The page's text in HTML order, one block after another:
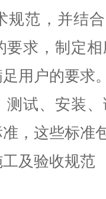
规范，并结
要求，制定
用户的要求
测试、安装
，这些标准
及验收规范